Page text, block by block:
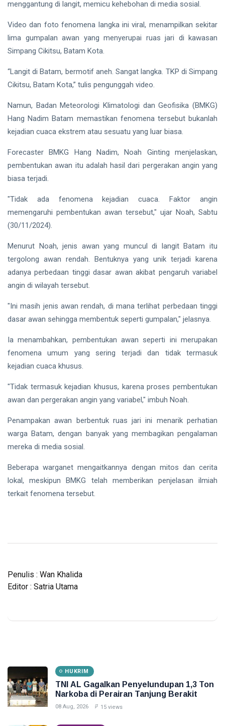
Nasional
Disabilitas
HUKRIM
Mantan
Suami
Diduga
Perempuan
hingga
Tewas di
Pekanbaru
07
Siak Sri Indrapura
Pekanbaru
Donald Trump
PT IKPP Perawang
KPK
Politik
menggantung di langit, memicu kehebohan di media sosial.
Video dan foto fenomena langka ini viral, menampilkan sekitar
lima gumpalan awan yang menyerupai ruas jari di kawasan
Simpang Cikitsu, Batam Kota.
“Langit di Batam, bermotif aneh. Sangat langka. TKP di Simpang
Cikitsu, Batam Kota,” tulis pengunggah video.
Namun, Badan Meteorologi Klimatologi dan Geofisika (BMKG)
Hang Nadim Batam memastikan fenomena tersebut bukanlah
kejadian cuaca ekstrem atau sesuatu yang luar biasa.
Forecaster BMKG Hang Nadim, Noah Ginting menjelaskan,
pembentukan awan itu adalah hasil dari pergerakan angin yang
biasa terjadi.
"Tidak ada fenomena kejadian cuaca. Faktor angin
memengaruhi pembentukan awan tersebut," ujar Noah, Sabtu
(30/11/2024).
Menurut Noah, jenis awan yang muncul di langit Batam itu
tergolong awan rendah. Bentuknya yang unik terjadi karena
adanya perbedaan tinggi dasar awan akibat pengaruh variabel
angin di wilayah tersebut.
"Ini masih jenis awan rendah, di mana terlihat perbedaan tinggi
dasar awan sehingga membentuk seperti gumpalan," jelasnya.
Ia menambahkan, pembentukan awan seperti ini merupakan
fenomena umum yang sering terjadi dan tidak termasuk
kejadian cuaca khusus.
"Tidak termasuk kejadian khusus, karena proses pembentukan
awan dan pergerakan angin yang variabel," imbuh Noah.
Penampakan awan berbentuk ruas jari ini menarik perhatian
warga Batam, dengan banyak yang membagikan pengalaman
mereka di media sosial.
Beberapa warganet mengaitkannya dengan mitos dan cerita
lokal, meskipun BMKG telah memberikan penjelasan ilmiah
terkait fenomena tersebut.
Penulis : Wan Khalida
Editor : Satria Utama
HUKRIM
TNI AL Gagalkan Penyelundupan 1,3 Ton
Narkoba di Perairan Tanjung Berakit
08 Aug, 2026 15 views